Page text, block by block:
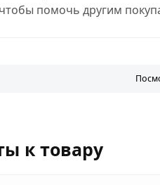
помочь другим
к товару